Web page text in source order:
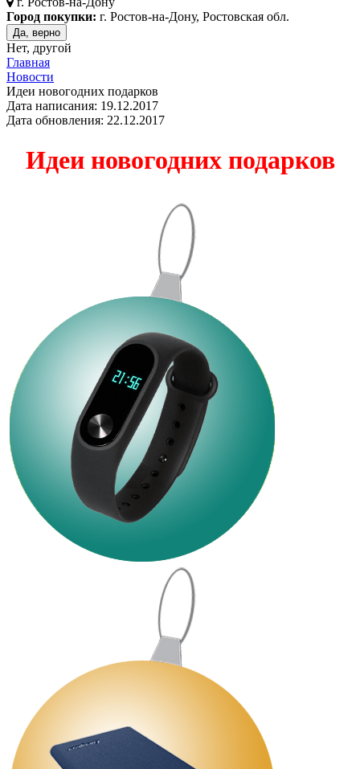
Город покупки: г. Ростов-на-Дону, Ростовская обл.
Да, верно
Нет, другой
Главная
Новости
Идеи новогодних подарков
Дата написания: 19.12.2017
Дата обновления: 22.12.2017
Идеи новогодних подарков